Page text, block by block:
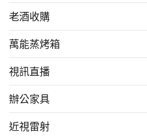
老酒收購
萬能蒸烤箱
視訊直播
辦公家具
近視雷射